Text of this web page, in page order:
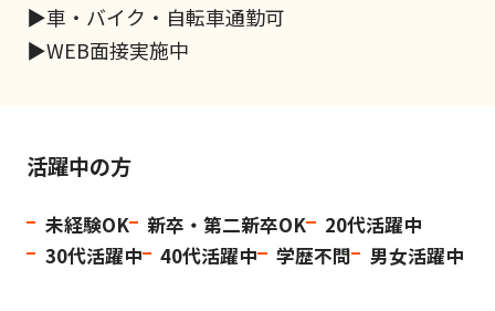
▶車・バイク・自転車通勤可
▶WEB面接実施中
活躍中の方
未経験OK 新卒・第二新卒OK
20代活躍中
30代活躍中
40代活躍中 学歴不問 男女活躍中